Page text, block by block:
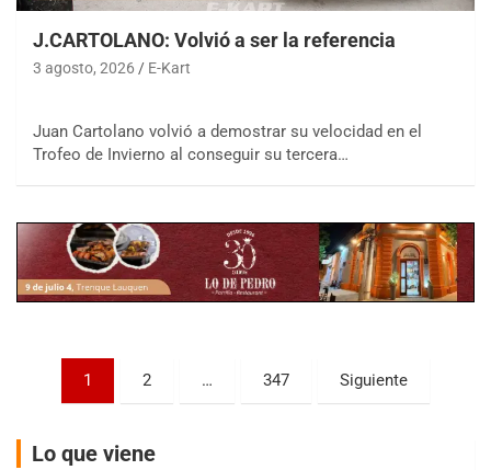
J.CARTOLANO: Volvió a ser la referencia
3 agosto, 2026 E-Kart
Juan Cartolano volvió a demostrar su velocidad en el
Trofeo de Invierno al conseguir su tercera…
Paginación
entradas
1 2 … 347 Siguiente
Lo que viene
IAME SERIES ARGENTINA 6
Baradero (Buenos Aires)
KDO - F6
Ciudad de Trenque Lauquen (Asfalto)
Trenque Lauquen (Buenos Aires)
Villaguay (Entre Ríos)